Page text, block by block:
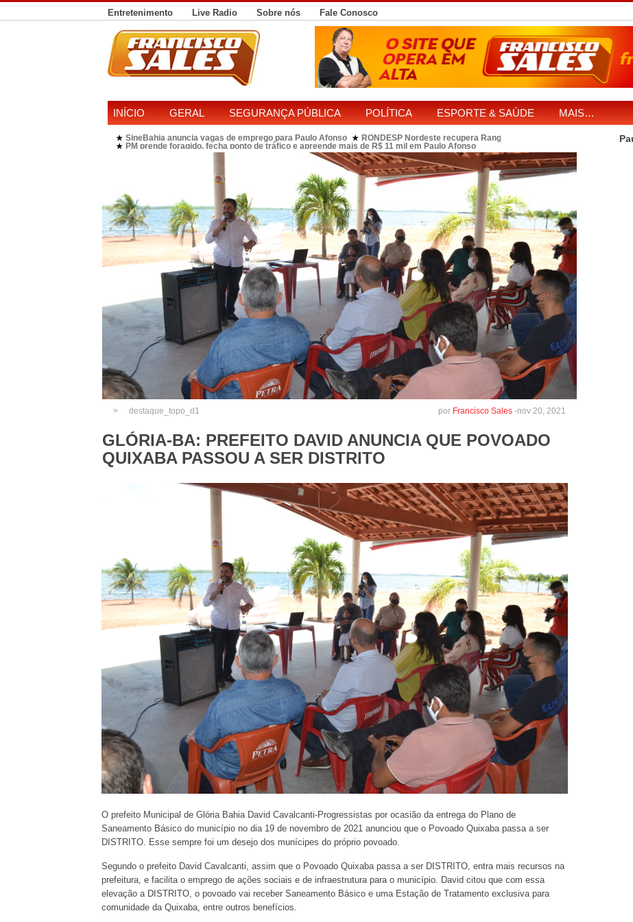
Entretenimento Live Radio Sobre nós Fale Conosco
INÍCIO GERAL SEGURANÇA PÚBLICA POLÍTICA ESPORTE & SAÚDE MAIS…
★ SineBahia anuncia vagas de emprego para Paulo Afonso ★ RONDESP Nordeste recupera Range Rover com restrição por
★ PM prende foragido, fecha ponto de tráfico e apreende mais de R$ 11 mil em Paulo Afonso
Polícia Federal realiza operação contra suspeitos de ataque que matou indígena em comunidade Pataxó na Bahia
Candidatura de Kleber Rosa em 2026 divide PSOL entre disputa à Câmara e ao governo da Bahia ★ TJ-BA institui comissão para
destaque_topo_d1 nov 20, 2021
por Francisco Sales -
GLÓRIA-BA: PREFEITO DAVID ANUNCIA QUE POVOADO
QUIXABA PASSOU A SER DISTRITO
O prefeito Municipal de Glória Bahia David Cavalcanti-Progressistas por ocasião da entrega do Plano de
Saneamento Básico do município no dia 19 de novembro de 2021 anunciou que o Povoado Quixaba passa a ser
DISTRITO. Esse sempre foi um desejo dos munícipes do próprio povoado.
Segundo o prefeito David Cavalcanti, assim que o Povoado Quixaba passa a ser DISTRITO, entra mais recursos na
prefeitura, e facilita o emprego de ações sociais e de infraestrutura para o município. David citou que com essa
elevação a DISTRITO, o povoado vai receber Saneamento Básico e uma Estação de Tratamento exclusiva para
comunidade da Quixaba, entre outros benefícios.